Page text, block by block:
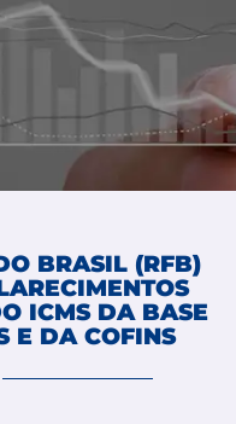
BRASIL (RFB)
ICMS DA BASE
E DA COFINS